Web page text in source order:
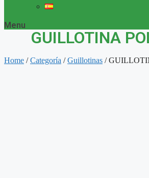
Menu
GUILLOTINA
Home /Categoría /Guillotinas /